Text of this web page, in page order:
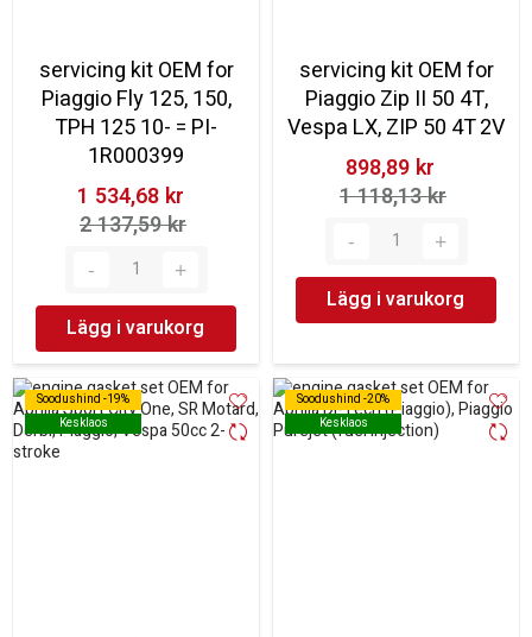
servicing kit OEM for
Piaggio Fly 125, 150,
TPH 125 10- = PI-
1R000399
1 534,68 kr‎
2 137,59 kr‎
Lägg i varukorg
servicing kit OEM for
Piaggio Zip II 50 4T,
Vespa LX, ZIP 50 4T 2V
898,89 kr‎
1 118,13 kr‎
Lägg i varukorg
Soodushind -19%
Kesklaos
Soodushind -19%
Kesklaos
Soodushind -20%
Kesklaos
Soodushind -20%
Kesklaos